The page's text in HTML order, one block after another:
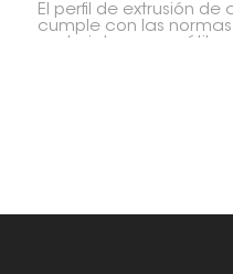
El perfil de extrusión de
cumple con las normas